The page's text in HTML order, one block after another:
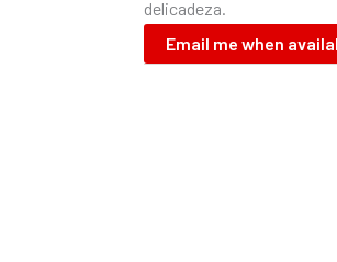
delicadeza.
Email me when